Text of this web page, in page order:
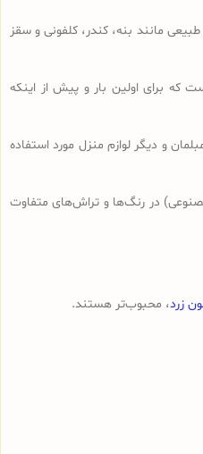
طبیعی مانند بنه، کندر، کلفونی و سقز
که برای اولین بار و پیش از اینکه
و دیگر لوازم منزل مورد استفاده
در رنگ‌ها و تراش‌های متفاوت
زرد، محبوب‌تر هستند.